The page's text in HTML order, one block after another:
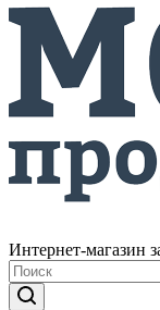
Интернет-магазин